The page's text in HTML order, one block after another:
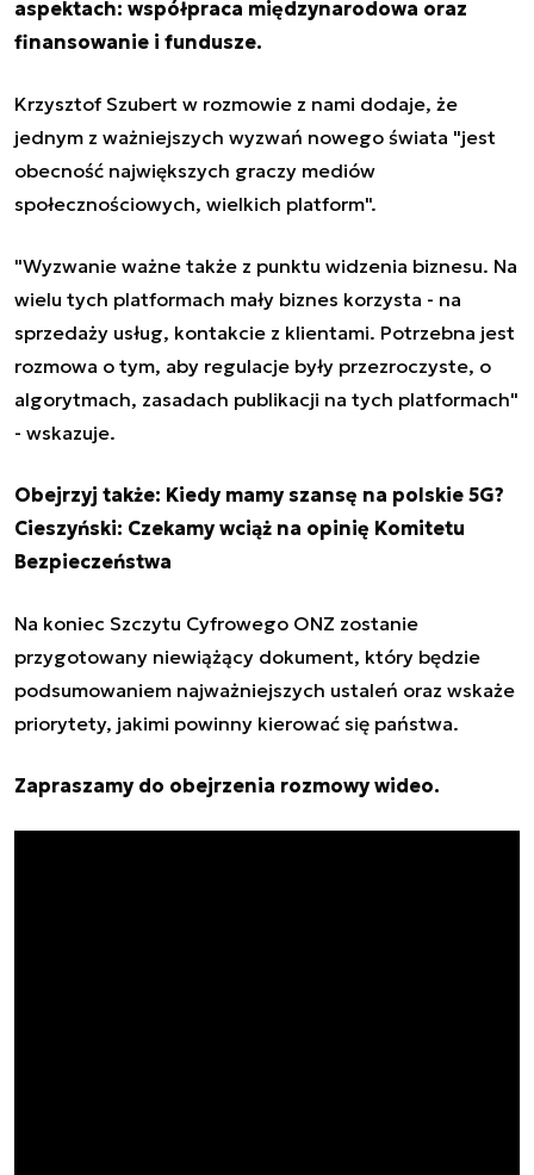
aspektach: współpraca międzynarodowa oraz
finansowanie i fundusze.
Krzysztof Szubert w rozmowie z nami dodaje, że
jednym z ważniejszych wyzwań nowego świata "jest
obecność największych graczy mediów
społecznościowych, wielkich platform".
"Wyzwanie ważne także z punktu widzenia biznesu. Na
wielu tych platformach mały biznes korzysta - na
sprzedaży usług, kontakcie z klientami. Potrzebna jest
rozmowa o tym, aby regulacje były przezroczyste, o
algorytmach, zasadach publikacji na tych platformach"
- wskazuje.
Obejrzyj także: Kiedy mamy szansę na polskie 5G?
Cieszyński: Czekamy wciąż na opinię Komitetu
Bezpieczeństwa
Na koniec Szczytu Cyfrowego ONZ zostanie
przygotowany niewiążący dokument, który będzie
podsumowaniem najważniejszych ustaleń oraz wskaże
priorytety, jakimi powinny kierować się państwa.
Zapraszamy do obejrzenia rozmowy wideo.